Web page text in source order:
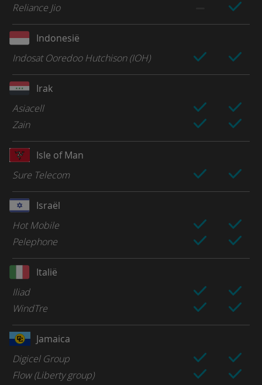
Reliance Jio
Indonesië
Indosat Ooredoo Hutchison (IOH)
Irak
Asiacell
Zain
Isle of Man
Sure Telecom
Israël
Hot Mobile
Pelephone
Italië
Iliad
WindTre
Jamaica
Digicel Group
Flow (Liberty group)